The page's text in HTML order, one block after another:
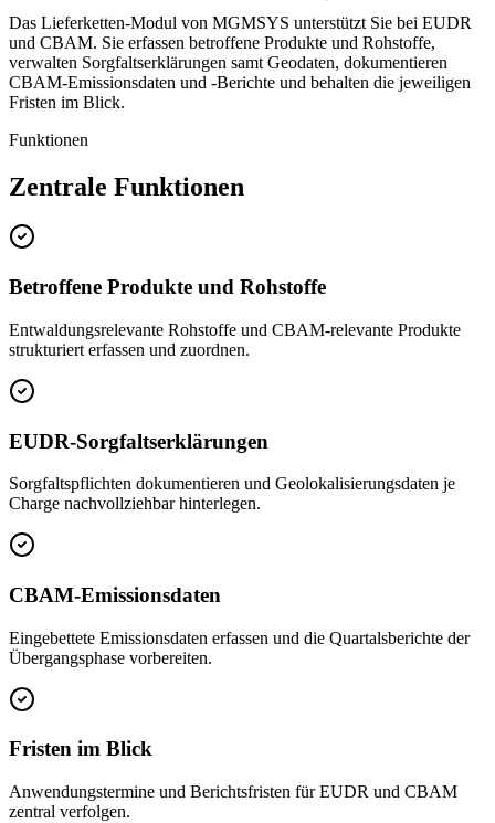
Das Lieferketten-Modul von MGMSYS unterstützt Sie bei EUDR
und CBAM. Sie erfassen betroffene Produkte und Rohstoffe,
verwalten Sorgfaltserklärungen samt Geodaten, dokumentieren
CBAM-Emissionsdaten und -Berichte und behalten die jeweiligen
Fristen im Blick.
Funktionen
Zentrale Funktionen
Betroffene Produkte und Rohstoffe
Entwaldungsrelevante Rohstoffe und CBAM-relevante Produkte
strukturiert erfassen und zuordnen.
EUDR-Sorgfaltserklärungen
Sorgfaltspflichten dokumentieren und Geolokalisierungsdaten je
Charge nachvollziehbar hinterlegen.
CBAM-Emissionsdaten
Eingebettete Emissionsdaten erfassen und die Quartalsberichte der
Übergangsphase vorbereiten.
Fristen im Blick
Anwendungstermine und Berichtsfristen für EUDR und CBAM
zentral verfolgen.